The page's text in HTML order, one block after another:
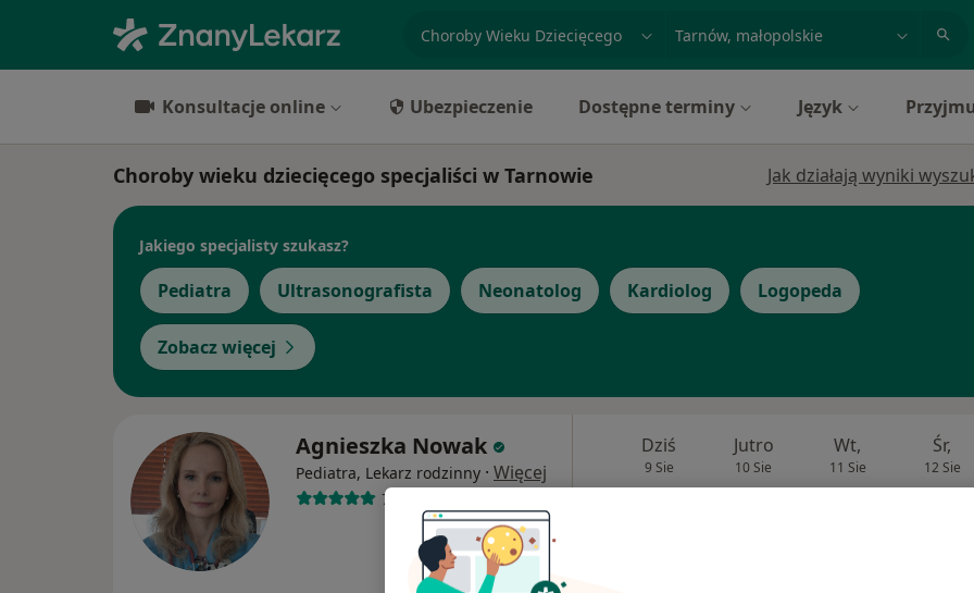
miasto lub dzielnica
Konsultacje online Ubezpieczenie Dostępne terminy Język
Choroby wieku dziecięcego specjaliści w Tarnowie Jak działają wyniki
Jakiego specjalisty szukasz?
Pediatra Ultrasonografista Neonatolog Kardiolog Logopeda
Zobacz więcej
Agnieszka Nowak
Pediatra, Lekarz rodzinny · Więcej
78 opinii
Dziś
9 Sie
Jutro
10 Sie
Wt,
11 Sie
Śr,
12 Sie